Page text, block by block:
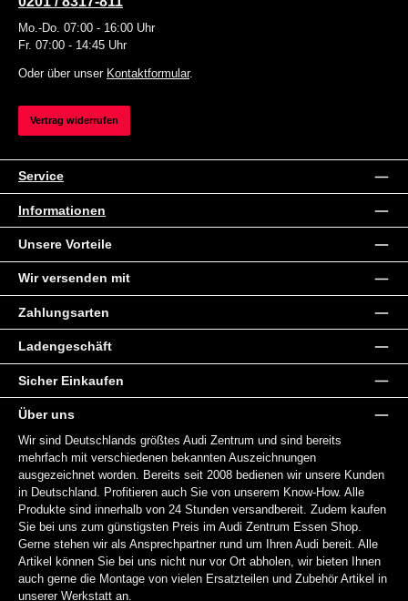
Mo.-Do. 07:00 - 16:00 Uhr
Fr. 07:00 - 14:45 Uhr
Oder über unser Kontaktformular.
Vertrag widerrufen
Service
Informationen
Unsere Vorteile
Wir versenden mit
Zahlungsarten
Ladengeschäft
Sicher Einkaufen
Über uns
Wir sind Deutschlands größtes Audi Zentrum und sind bereits
mehrfach mit verschiedenen bekannten Auszeichnungen
ausgezeichnet worden. Bereits seit 2008 bedienen wir unsere Kunden
in Deutschland. Profitieren auch Sie von unserem Know-How. Alle
Produkte sind innerhalb von 24 Stunden versandbereit. Zudem kaufen
Sie bei uns zum günstigsten Preis im Audi Zentrum Essen Shop.
Gerne stehen wir als Ansprechpartner rund um Ihren Audi bereit. Alle
Artikel können Sie bei uns nicht nur vor Ort abholen, wir bieten Ihnen
auch gerne die Montage von vielen Ersatzteilen und Zubehör Artikel in
unserer Werkstatt an.